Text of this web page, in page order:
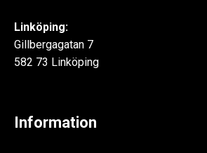
Linköping:
Gillbergagatan 7
582 73 Linköping
Information